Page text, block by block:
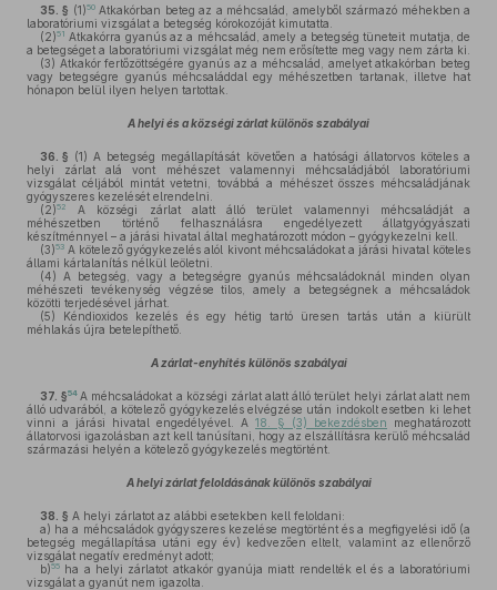
35. § (1)50Atkakórban beteg az a méhcsalád, amelyből származó méhekben a
laboratóriumi vizsgálat a betegség kórokozóját kimutatta.
(2)51 Atkakórra gyanús az a méhcsalád, amely a betegség tüneteit mutatja, de
a betegséget a laboratóriumi vizsgálat még nem erősítette meg vagy nem zárta ki.
(3) Atkakór fertőzöttségére gyanús az a méhcsalád, amelyet atkakórban beteg
vagy betegségre gyanús méhcsaláddal egy méhészetben tartanak, illetve hat
hónapon belül ilyen helyen tartottak.
A helyi és a községi zárlat különös szabályai
36. § (1) A betegség megállapítását követően a hatósági állatorvos köteles a
helyi zárlat alá vont méhészet valamennyi méhcsaládjából laboratóriumi
vizsgálat céljából mintát vetetni, továbbá a méhészet összes méhcsaládjának
gyógyszeres kezelését elrendelni.
(2)52
A községi zárlat alatt álló terület valamennyi méhcsaládját a
méhészetben történő felhasználásra engedélyezett állatgyógyászati
készítménnyel – a járási hivatal által meghatározott módon – gyógykezelni kell.
(3)53 A kötelező gyógykezelés alól kivont méhcsaládokat a járási hivatal köteles
állami kártalanítás nélkül leöletni.
(4) A betegség, vagy a betegségre gyanús méhcsaládoknál minden olyan
méhészeti tevékenység végzése tilos, amely a betegségnek a méhcsaládok
közötti terjedésével járhat.
(5) Kéndioxidos kezelés és egy hétig tartó üresen tartás után a kiürült
méhlakás újra betelepíthető.
A zárlat-enyhítés különös szabályai
37. §54 A méhcsaládokat a községi zárlat alatt álló terület helyi zárlat alatt nem
álló udvarából, a kötelező gyógykezelés elvégzése után indokolt esetben ki lehet
vinni a járási hivatal engedélyével. A 18. § (3) bekezdésben meghatározott
állatorvosi igazolásban azt kell tanúsítani, hogy az elszállításra kerülő méhcsalád
származási helyén a kötelező gyógykezelés megtörtént.
A helyi zárlat feloldásának különös szabályai
38. § A helyi zárlatot az alábbi esetekben kell feloldani:
a) ha a méhcsaládok gyógyszeres kezelése megtörtént és a megfigyelési idő (a
betegség megállapítása utáni egy év) kedvezően eltelt, valamint az ellenőrző
vizsgálat negatív eredményt adott;
b)55 ha a helyi zárlatot atkakór gyanúja miatt rendelték el és a laboratóriumi
vizsgálat a gyanút nem igazolta.